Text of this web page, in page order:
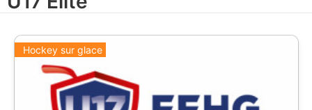
Hockey sur glace